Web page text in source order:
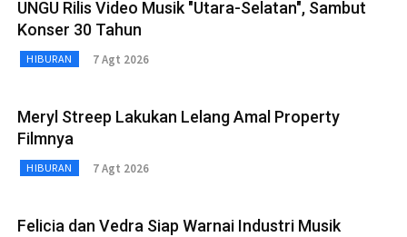
UNGU Rilis Video Musik "Utara-Selatan", Sambut
Konser 30 Tahun
HIBURAN 7 Agt 2026
Meryl Streep Lakukan Lelang Amal Property
Filmnya
HIBURAN 7 Agt 2026
Felicia dan Vedra Siap Warnai Industri Musik